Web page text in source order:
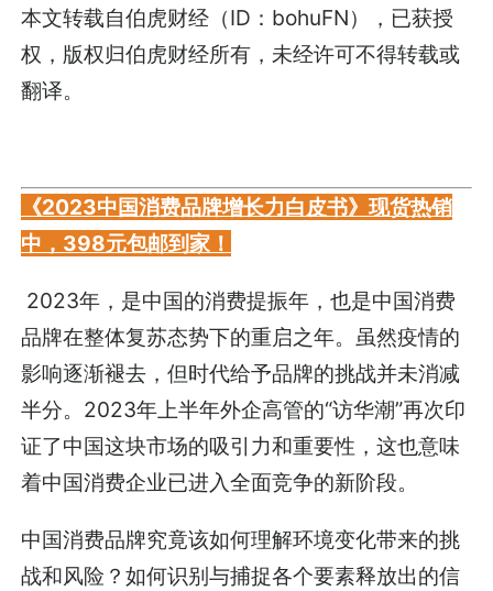
本文转载自伯虎财经（ID：bohuFN），已获授
权，版权归伯虎财经所有，未经许可不得转载或
翻译。
《2023中国消费品牌增长力白皮书》现货热销
中，398元包邮到家！
2023年，是中国的消费提振年，也是中国消费
品牌在整体复苏态势下的重启之年。虽然疫情的
影响逐渐褪去，但时代给予品牌的挑战并未消减
半分。2023年上半年外企高管的“访华潮”再次印
证了中国这块市场的吸引力和重要性，这也意味
着中国消费企业已进入全面竞争的新阶段。
中国消费品牌究竟该如何理解环境变化带来的挑
战和风险？如何识别与捕捉各个要素释放出的信